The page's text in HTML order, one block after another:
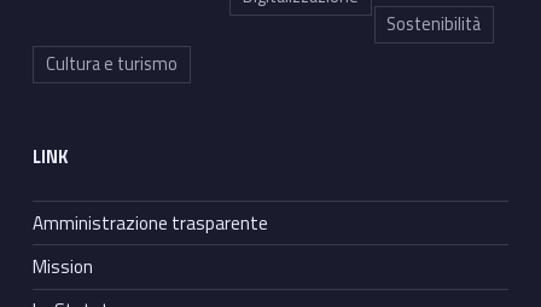
Sostenibilità
Cultura e turismo
LINK
Amministrazione trasparente
Mission